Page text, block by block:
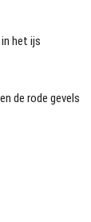
het ijs
de rode gevels